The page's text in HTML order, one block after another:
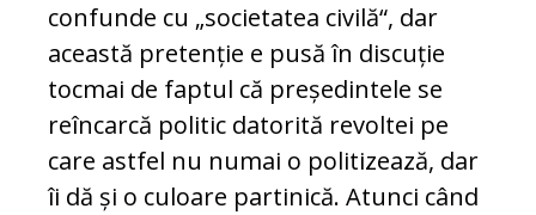
con­funde cu „societatea civilă“, dar
aceas­tă pretenție e pusă în discuție
tocmai de faptul că președintele se
reîncarcă politic datorită revoltei pe
care astfel nu numai o politizează, dar
îi dă și o culoare partinică. Atunci când